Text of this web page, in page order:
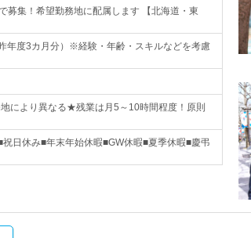
集！希望勤務地に配属します 【北海道・東
年度3カ月分）※経験・年齢・スキルなどを考慮
により異なる★残業は月5～10時間程度！原則
日休み■年末年始休暇■GW休暇■夏季休暇■慶弔